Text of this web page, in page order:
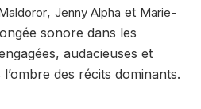
, Jenny Alpha et Marie-
sonore dans les
audacieuses et
des récits dominants.